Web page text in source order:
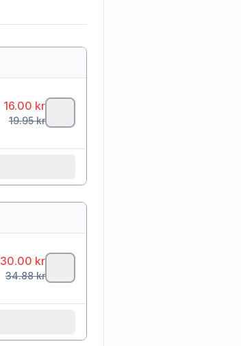
16.00 kr
19.95kr
30.00 kr
34.88kr